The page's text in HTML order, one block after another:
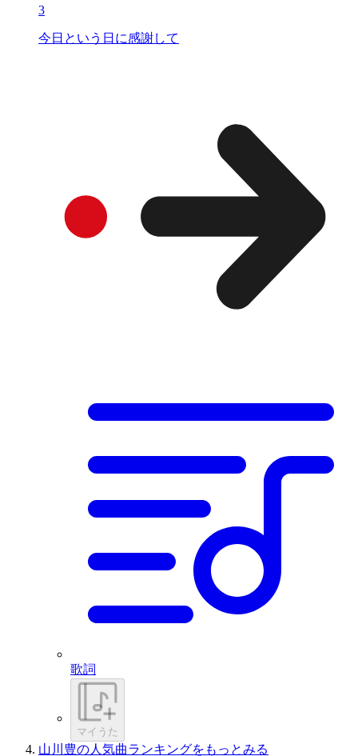
3
今日という日に感謝して
歌詞
マイうた
山川豊の人気曲ランキングをもっとみる